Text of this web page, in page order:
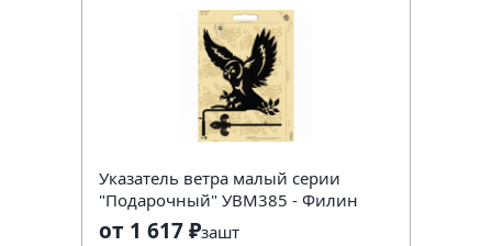
Указатель ветра малый серии
"Подарочный" УВМ385 - Филин
от 1 617 ₽зашт